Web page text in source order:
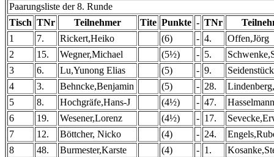
Paarungsliste der 8. Runde
Tisch TNr Teilnehmer Tite Punkte - TNr
1
7. Rickert,Heiko (6) - 4.
Offen,Jörg
2
15. Wegner,Michael (5½) - 5.
3
6. Lu,Yunong Elias (5) - 9.
4
3. Behncke,Benjamin (5) - 28.
5
8. Hochgräfe,Hans-J (4½) - 47.
6
19. Wesener,Lorenz (4½) - 17.
7
12. Böttcher, Nicko (4) - 24.
8
48. Burmester,Karste (4) - 1.